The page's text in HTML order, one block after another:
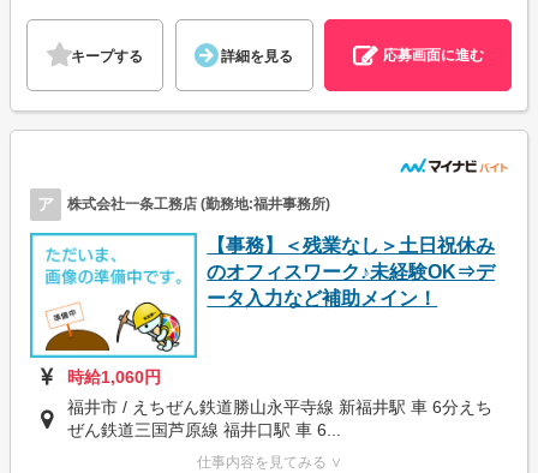
キープする 詳細を見る 応募画面に進む
ア 株式会社一条工務店 (勤務地:福井事務所)
【事務】＜残業なし＞土日祝休み
のオフィスワーク♪未経験OK⇒デ
ータ入力など補助メイン！
時給1,060円
福井市 / えちぜん鉄道勝山永平寺線 新福井駅 車 6分えち
ぜん鉄道三国芦原線 福井口駅 車 6...
仕事内容を見てみる ∨